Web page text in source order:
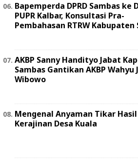
Bapemperda DPRD Sambas ke
PUPR Kalbar, Konsultasi Pra-
Pembahasan RTRW Kabupaten
AKBP Sanny Handityo Jabat
Sambas Gantikan AKBP Wahyu
Wibowo
Mengenal Anyaman Tikar Hasil
Kerajinan Desa Kuala